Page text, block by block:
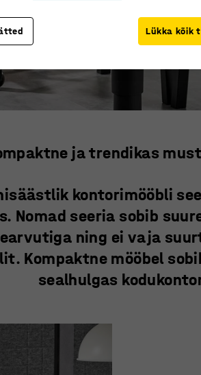
ja trendikas
kontorimööbli
Nomad seeria sobib
ning ei vaja
Kompaktne mööbel
sealhulgas
Lükka kõik